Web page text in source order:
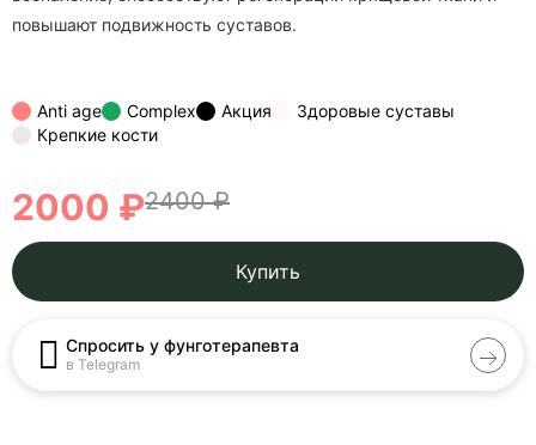
повышают подвижность суставов.
Anti age Complex Акция
Здоровые суставы
Крепкие кости
2000 ₽2400 ₽
Купить
Спросить у фунготерапевта
в Telegram